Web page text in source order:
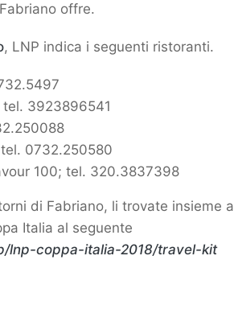
offre.
, LNP indica i seguenti ristoranti.
3923896541
0732.250580
100; tel. 320.3837398
di Fabriano, li trovate insieme a
Italia al seguente
lnp-coppa-italia-2018/travel-kit